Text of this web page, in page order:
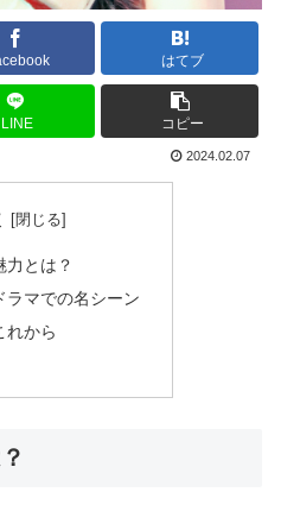
はてブ
LINE コピー
2024.02.07
力とは？
ラマでの名シーン
れから